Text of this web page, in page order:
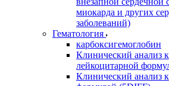
миокарда и других
заболеваний)
Гематология
карбоксигемоглобин
Клинический анализ
лейкоцитарной
Клинический анализ